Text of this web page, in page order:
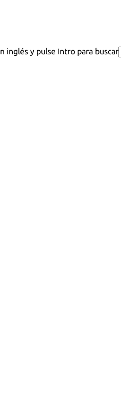
inglés y pulse Intro para buscar